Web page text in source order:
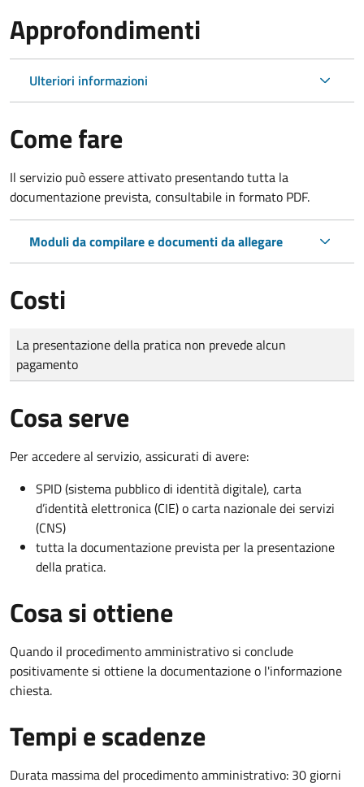
Approfondimenti
Ulteriori informazioni
Come fare
Il servizio può essere attivato presentando tutta la
documentazione prevista, consultabile in formato PDF.
Moduli da compilare e documenti da allegare
Costi
Tipo di pagamento
Importo
La presentazione della pratica non prevede alcun
pagamento
Cosa serve
Per accedere al servizio, assicurati di avere:
SPID (sistema pubblico di identità digitale), carta
d’identità elettronica (CIE) o carta nazionale dei servizi
(CNS)
tutta la documentazione prevista per la presentazione
della pratica.
Cosa si ottiene
Quando il procedimento amministrativo si conclude
positivamente si ottiene la documentazione o l'informazione
chiesta.
Tempi e scadenze
Durata massima del procedimento amministrativo: 30 giorni